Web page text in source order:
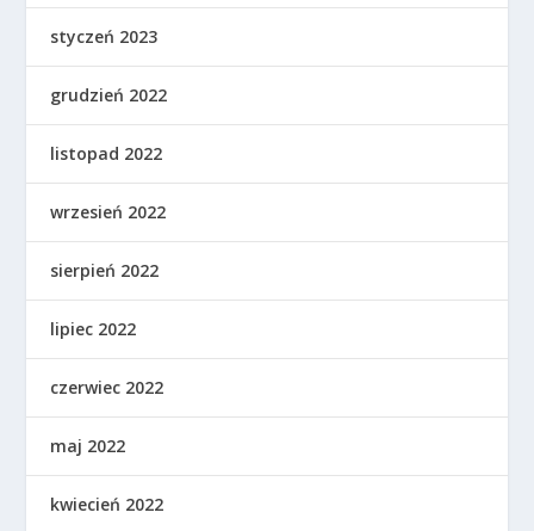
styczeń 2023
grudzień 2022
listopad 2022
wrzesień 2022
sierpień 2022
lipiec 2022
czerwiec 2022
maj 2022
kwiecień 2022